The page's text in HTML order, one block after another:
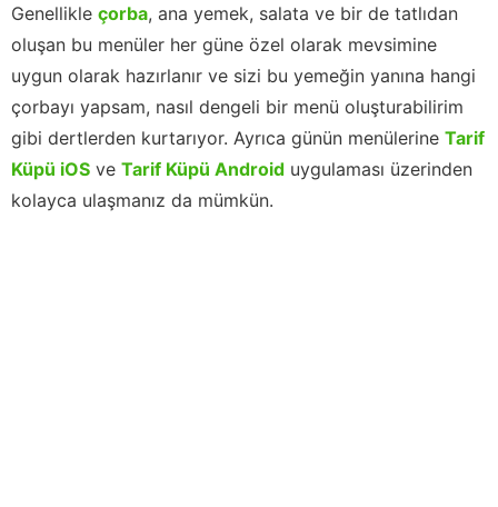
Genellikle çorba, ana yemek, salata ve bir de tatlıdan
oluşan bu menüler her güne özel olarak mevsimine
uygun olarak hazırlanır ve sizi bu yemeğin yanına hangi
çorbayı yapsam, nasıl dengeli bir menü oluşturabilirim
gibi dertlerden kurtarıyor. Ayrıca günün menülerine Tarif
Küpü iOS ve Tarif Küpü Android uygulaması üzerinden
kolayca ulaşmanız da mümkün.